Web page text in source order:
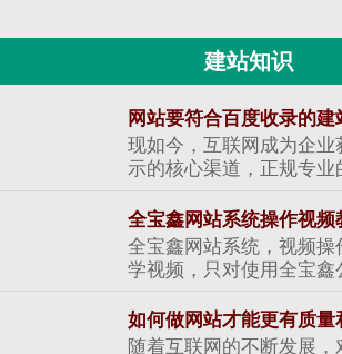
建站知识
网站要符合百度收录的建
现如今，互联网成为企业
示的核心渠道，正规专业
全宝鑫网站系统操作视频
全宝鑫网站系统，视频操
学视频，只对使用全宝鑫
如何做网站才能更有质量
随着互联网的不断发展，